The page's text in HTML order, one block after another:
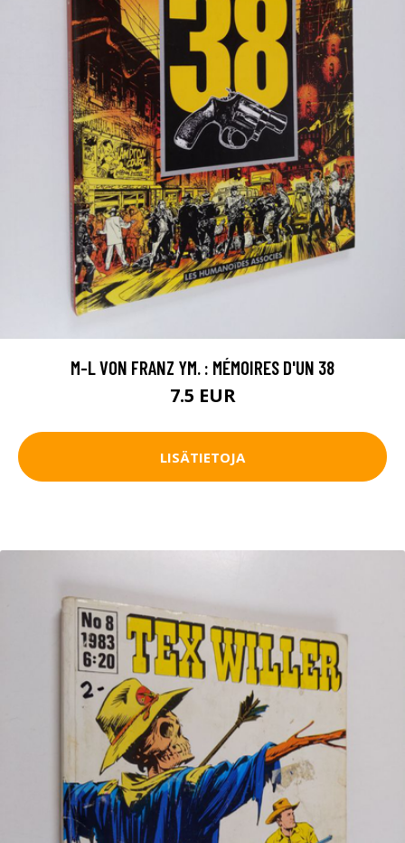
M-L VON FRANZ YM. : MÉMOIRES D'UN 38
7.5 EUR
LISÄTIETOJA